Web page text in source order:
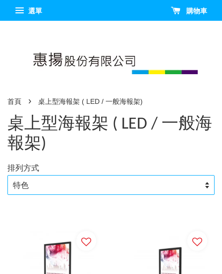
選單 購物車
首頁 › 桌上型海報架 ( LED / 一般海報架)
桌上型海報架 ( LED / 一般海
報架)
排列方式